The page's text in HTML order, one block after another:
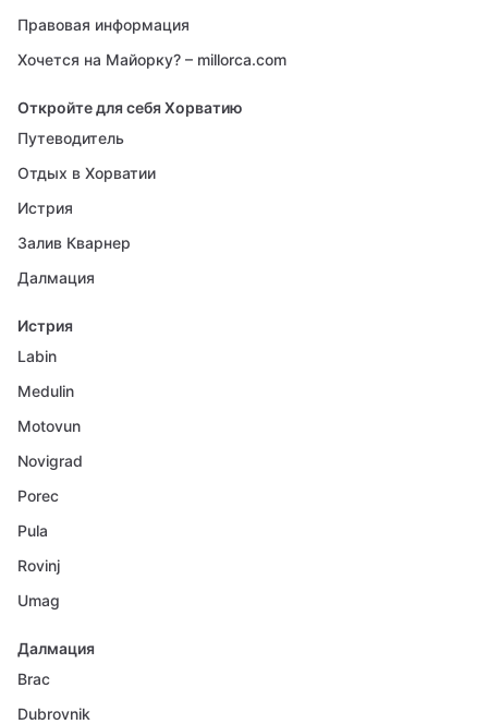
Правовая информация
Хочется на Майорку? – millorca.com
Откройте для себя Хорватию
Путеводитель
Отдых в Хорватии
Истрия
Залив Кварнер
Далмация
Истрия
Labin
Medulin
Motovun
Novigrad
Porec
Pula
Rovinj
Umag
Далмация
Brac
Dubrovnik